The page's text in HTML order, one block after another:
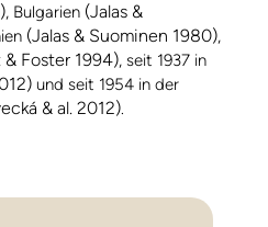
, Bulgarien (Jalas &
(Jalas & Suominen 1980),
Foster 1994), seit 1937 in
und seit 1954 in der
& al. 2012).